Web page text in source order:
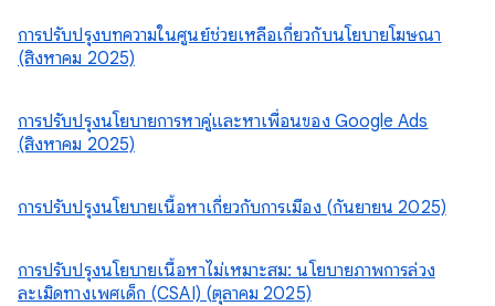
การปรับปรุงบทความในศูนย์ช่วยเหลือเกี่ยวกับนโยบายโฆษณา
(สิงหาคม 2025)
การปรับปรุงนโยบายการหาคู่และหาเพื่อนของ Google Ads
(สิงหาคม 2025)
การปรับปรุงนโยบายเนื้อหาเกี่ยวกับการเมือง (กันยายน 2025)
การปรับปรุงนโยบายเนื้อหาไม่เหมาะสม: นโยบายภาพการล่วง
ละเมิดทางเพศเด็ก (CSAI) (ตุลาคม 2025)